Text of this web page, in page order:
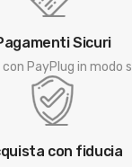
Sicuri
PayPlug in modo
con fiducia